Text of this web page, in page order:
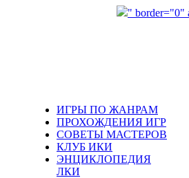
" border="0"
ИГРЫ ПО ЖАНРАМ
ПРОХОЖДЕНИЯ ИГР
СОВЕТЫ МАСТЕРОВ
КЛУБ ИКИ
ЭНЦИКЛОПЕДИЯ
ЛКИ